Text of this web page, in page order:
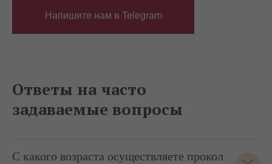
Напишите нам в Telegram
Ответы на часто
задаваемые вопросы
С какого возраста осуществляете прокол